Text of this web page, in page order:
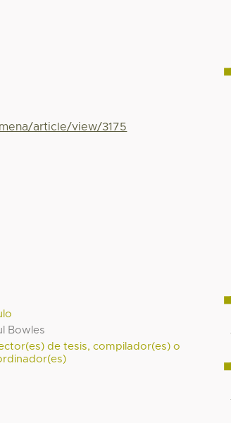
article/view/3175
Bowles
de tesis, compilador(es) o